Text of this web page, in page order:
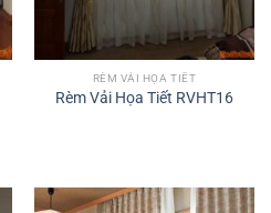
RÈM VẢI HỌA TIẾT
Rèm Vải Họa Tiết RVHT16